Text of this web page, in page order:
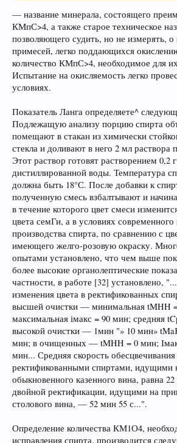
— название минерала, состоящего
КМпС>4, а также старое техническое
позволяющего судить, но не измерять, о
примесей, легко поддающихся
количество КМпС>4, необходимое для
Испытание на окисляемость легко
условиях.
Показатель Ланга определяете^
Подлежащую анализу порцию спирта
помещают в стакан из химически
стекла и доливают в него 2 мл раствора
Этот раствор готовят растворением 0,2
дистиллированной воды. Температура
должна быть 18°С. После добавки к
полученную смесь взбалтывают и
в течение которого цвет смеси
цвета семГи, а в условиях
производства спирта, по сравнению с
имеющего желго-розовую окраску.
опытами установлено, что чем выше
более высокие органолептические
частности, в работе [32] установлено,
изменения цвета в ректификованных
высшей очистки — минимальная tMHH
максимальная імакс = 90 мин; средняя
высокой очистки — 1мин "» 10 мин»
мин; в очищенных — tMHH = 0 мин;
мин... Средняя скорость
ректификованными спиртами, идущими
обыкновенного казенного вина, равна
двойной ректификации, идущими на
столового вина, — 52 мин 55 с...".
Определение количества КМ1О4,
исправления спирта, производится